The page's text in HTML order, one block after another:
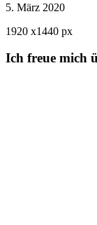
5. März 2020
1920 x1440 px
Ich freue mich